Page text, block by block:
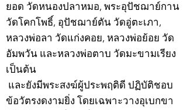
ยอด วัดหนองปลาหมอ, พระอุปัชฌาย์กาน
วัดโคกโพธิ์, อุปัชฌาย์ตัน วัดอู่ตะเภา,
หลวงพ่อลา วัดแก่งคอย, หลวงพ่อย้อย วัด
อัมพวัน และหลวงพ่อตาบ วัดมะขามเรียง
เป็นต้น
และยังมีพระสงฆ์ผู้ประพฤติดี ปฏิบัติชอบ
ข้อวัตรงดงามยิ่ง โดยเฉพาะวางอุเบกขา